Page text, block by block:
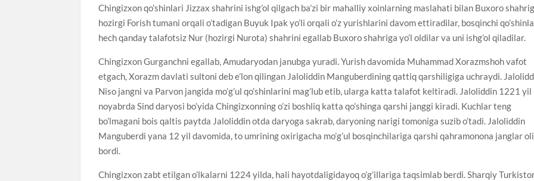
Chingizxon qo’shinlari Jizzax shahrini ishg’ol qilgach ba’zi bir mahalliy xoinlarning maslahati bilan Buxoro
hozirgi Forish tumani orqali o’tadigan Buyuk Ipak yo’li orqali o’z yurishlarini davom ettiradilar, bosqinchi
hech qanday talafotsiz Nur (hozirgi Nurota) shahrini egallab Buxoro shahriga yo’l oldilar va uni ishg’ol qiladilar.
Chingizxon Gurganchni egallab, Amudaryodan janubga yuradi. Yurish davomida Muhammad Xorazmshoh vafot
etgach, Xorazm davlati sultoni deb e’lon qilingan Jaloliddin Manguberdining qattiq qarshiligiga uchraydi.
Niso jangni va Parvon jangida mo’g’ul qo’shinlarini mag’lub etib, ularga katta talafot keltiradi. Jaloliddin 1221 yil
noyabrda Sind daryosi bo’yida Chingizxonning o’zi boshliq katta qo’shinga qarshi janggi kiradi. Kuchlar teng
bo’lmagani bois qaltis paytda Jaloliddin otda daryoga sakrab, daryoning narigi tomoniga suzib o’tadi. Jaloliddin
Manguberdi yana 12 yil davomida, to umrining oxirigacha mo’g’ul bosqinchilariga qarshi qahramonona janglar
bordi.
Chingizxon zabt etilgan o’lkalarni 1224 yilda, hali hayotdaligidayoq o’g’illariga taqsimlab berdi. Sharqiy